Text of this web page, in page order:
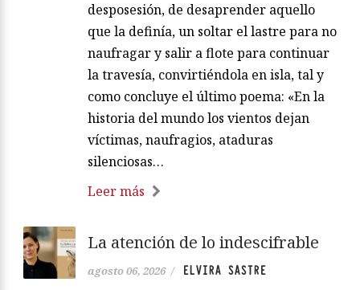
desposesión, de desaprender aquello
que la definía, un soltar el lastre para no
naufragar y salir a flote para continuar
la travesía, convirtiéndola en isla, tal y
como concluye el último poema: «En la
historia del mundo los vientos dejan
víctimas, naufragios, ataduras
silenciosas…
Leer más
La atención de lo indescifrable
agosto 06, 2026 / ELVIRA SASTRE